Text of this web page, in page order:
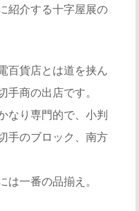
紹介する十字屋展の
百貨店とは道を挟ん
商の出店です。
なり専門的で、小判
手のブロック、南方
一番の品揃え。